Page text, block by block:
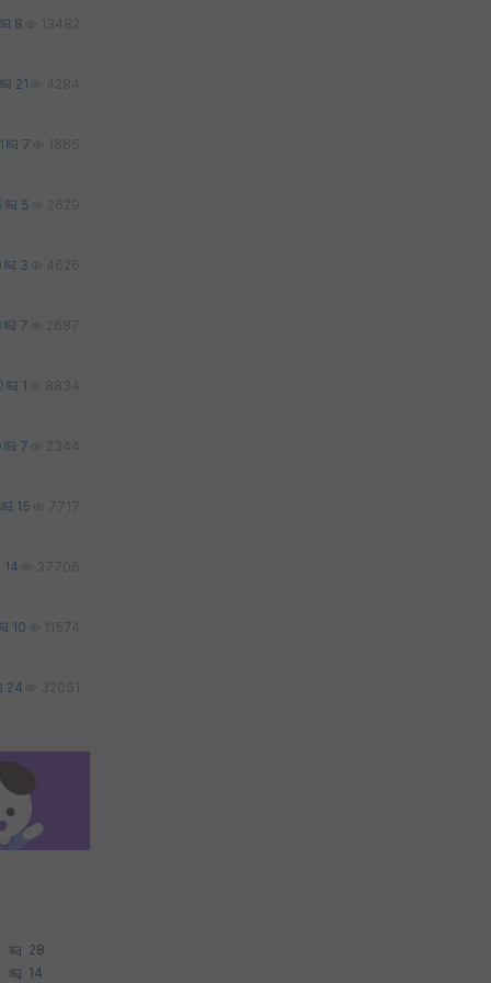
8 13482
21 4284
1 7 1865
5 2629
3 4626
7 2687
1 8834
7 2344
15 7717
14 37706
10 11574
24 32051
28
14